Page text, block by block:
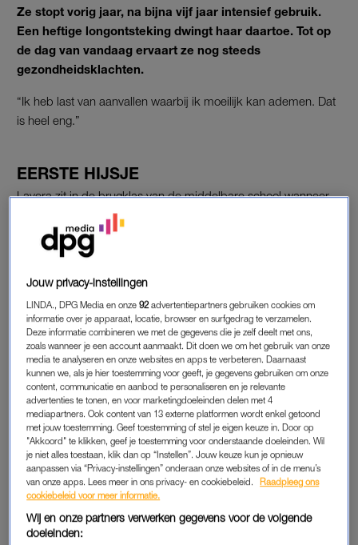
Ze stopt vorig jaar, na bijna vijf jaar intensief gebruik.
Een heftige longontsteking dwingt haar daartoe. Tot op
de dag van vandaag ervaart ze nog steeds
gezondheidsklachten.
“Ik heb last van aanvallen waarbij ik moeilijk kan ademen. Dat
is heel eng.”
EERSTE HIJSJE
Layera zit in de brugklas van de middelbare school wanneer
ze voor het eerst in aanraking komt met een vape. Ze is dan
12. “Ik fietste met een vriendin na school naar huis. Ze rookte
een vape met Red Bull-smaak en vroeg of ik het ook wilde
hijsje. “Een vape ziet er cool, onschuldig en aantrekkelijk uit.
Het ruikt ook lekker.” Ze raakt na het eerste hijsje vrijwel direct
verslaafd. “Het stijgt gelijk naar je hoofd. Het proeft zoals het
ruikt. Ik wilde meer.”
Via een dealer op sociale media bemachtigt ze nog die avond
een vape. “Je krijgt een lijst met alle smaken en prijzen
doorgestuurd. Bedenk wat je lekker vindt en de smaak staat
ertussen. Maar eigenlijk is alles lekker en kun je alles mixen.”
Layera vapet al die jaren alleen vapes met een smaakje. Deze
zijn inmiddelsverboden in Nederland
steeds veelvuldig gebruiktonder jongeren. “Zonder die
smaakjes zouden we namelijk niet vapen. Niemand van mijn
Jouw privacy-instellingen
LINDA., DPG Media en onze92 advertentiepartners gebruiken cookies om
informatie over je apparaat, locatie, browser en surfgedrag te verzamelen.
Deze informatie combineren we met de gegevens die je zelf deelt met ons,
zoals wanneer je een account aanmaakt. Dit doen we om het gebruik van onze
media te analyseren en onze websites en apps te verbeteren. Daarnaast
kunnen we, als je hier toestemming voor geeft, je gegevens gebruiken om onze
content, communicatie en aanbod te personaliseren en je relevante
advertenties te tonen, en voor marketingdoeleinden delen met 4
mediapartners. Ook content van 13 externe platformen wordt enkel getoond
met jouw toestemming. Geef toestemming of stel je eigen keuze in. Door op
"Akkoord" te klikken, geef je toestemming voor onderstaande doeleinden. Wil
je niet alles toestaan, klik dan op “Instellen”. Jouw keuze kun je opnieuw
aanpassen via “Privacy-instellingen” onderaan onze websites of in de menu’s
van onze apps. Lees meer in ons privacy- en cookiebeleid.
Raadpleeg ons
cookiebeleid voor meer informatie.
Wij en onze partners verwerken gegevens voor de volgende
doeleinden: